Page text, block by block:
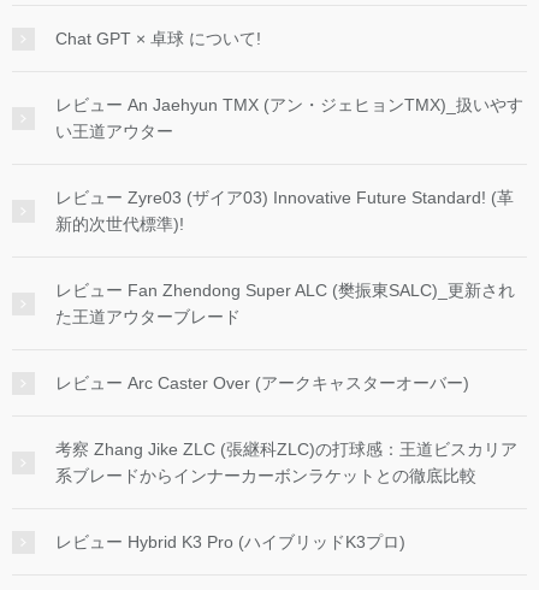
Chat GPT × 卓球 について!
レビュー An Jaehyun TMX (アン・ジェヒョンTMX)_扱いやす
い王道アウター
レビュー Zyre03 (ザイア03) Innovative Future Standard! (革
新的次世代標準)!
レビュー Fan Zhendong Super ALC (樊振東SALC)_更新され
た王道アウターブレード
レビュー Arc Caster Over (アークキャスターオーバー)
考察 Zhang Jike ZLC (張継科ZLC)の打球感：王道ビスカリア
系ブレードからインナーカーボンラケットとの徹底比較
レビュー Hybrid K3 Pro (ハイブリッドK3プロ)